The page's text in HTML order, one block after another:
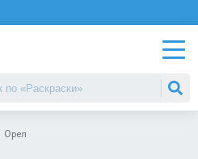
Орел